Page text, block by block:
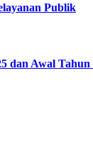
Publik
dan Awal Tahun